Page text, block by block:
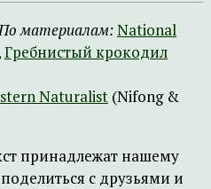
материалам:National
Гребнистый крокодил
Naturalist (Nifong &
принадлежат нашему
с друзьями и